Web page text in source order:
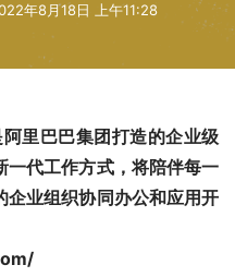
年8月18日 上午11:28
一代工作方式，将陪伴每一
企业组织协同办公和应用开